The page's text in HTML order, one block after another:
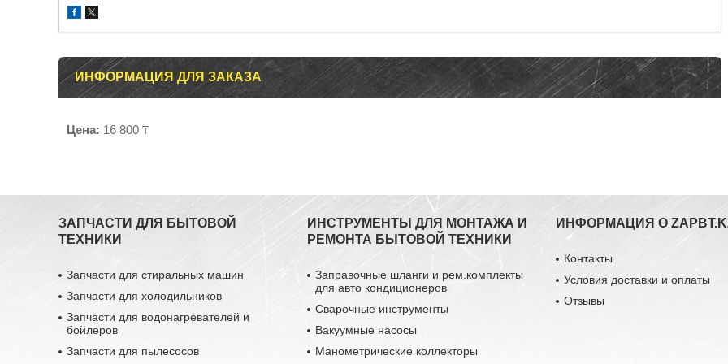
ИНФОРМАЦИЯ ДЛЯ ЗАКАЗА
Цена: 16 800 ₸
ЗАПЧАСТИ ДЛЯ БЫТОВОЙ
ТЕХНИКИ
Запчасти для стиральных машин
Запчасти для холодильников
Запчасти для водонагревателей и
бойлеров
Запчасти для пылесосов
ИНСТРУМЕНТЫ ДЛЯ МОНТАЖА И
РЕМОНТА БЫТОВОЙ ТЕХНИКИ
Заправочные шланги и рем.комплекты
для авто кондиционеров
Сварочные инструменты
Вакуумные насосы
Манометрические коллекторы
ИНФОРМАЦИЯ О
Контакты
Условия доставки и оплаты
Отзывы